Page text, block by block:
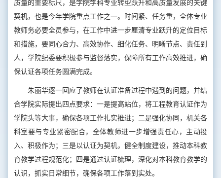
质量的重要标尺，是学院学科专业转型跃升和高质量发展的关键
契机，也是今年学院重点工作之一。时间紧、任务重，全体专业
教师务必要全员参与，在工作中进一步厘清专业跃升的定位目标
和措施，要同心合力、高效协作、细化任务、明晰节点、责任到
人，学院纪委要积极参与监督落实，保障所有工作高效推进，确
保认证各项任务圆满完成。
朱丽华逐一回应了教师在认证准备过程中遇到的问题，并结
合学院实际提出四点要求：一是提高站位，将工程教育认证作为
学院头等大事，确保各项工作扎实推进；二是强化协同，机关各
科室要与专业紧密配合，全体教师进一步增强责任心，主动投
入、积极作为；三是以认证为契机，健全制度建设，推动本科教
育教学过程规范化；四是通过认证梳理，深化对本科教育教学的
认识，抓实日常细节，确保各项工作落到实处。